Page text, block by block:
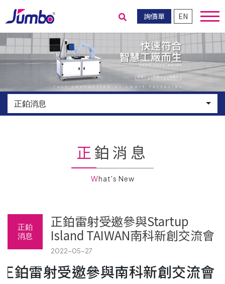
詢價單 EN
送出搜尋
正鉑消息
正鉑消息
What's New
正鉑
消息
正鉑雷射受邀參與Startup
Island TAIWAN南科新創交流會
2022-05-27
正鉑雷射受邀參與南科新創交流會